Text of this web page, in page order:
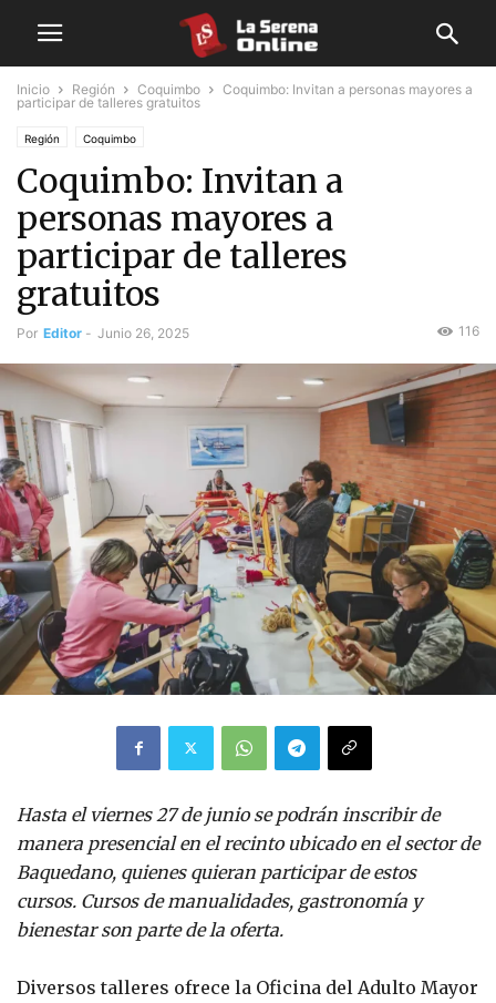
Inicio Región Coquimbo
Coquimbo: Invitan a personas mayores a
participar de talleres gratuitos
Región Coquimbo
Coquimbo: Invitan a
personas mayores a
participar de talleres
gratuitos
Por Editor - Junio 26, 2025 116
Hasta el viernes 27 de junio se podrán inscribir de
manera presencial en el recinto ubicado en el sector de
Baquedano, quienes quieran participar de estos
cursos. Cursos de manualidades, gastronomía y
bienestar son parte de la oferta.
Diversos talleres ofrece la Oficina del Adulto Mayor